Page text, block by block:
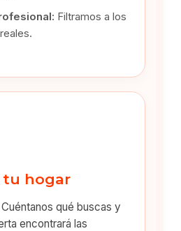
Filtramos a los
tu hogar
qué buscas y
encontrará las